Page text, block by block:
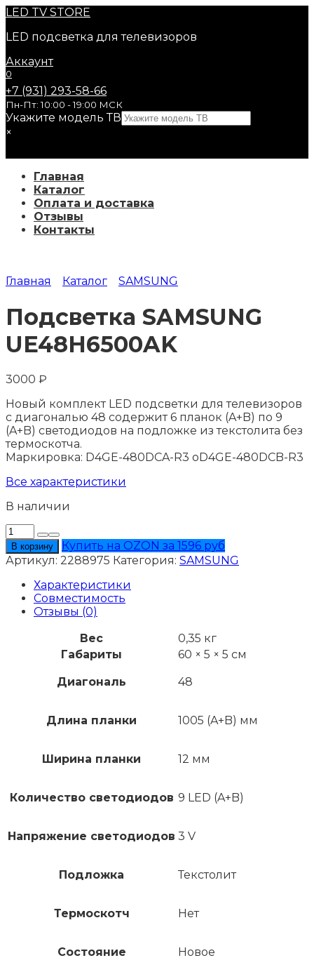
Перейти
содержанию
LED TV STORE
LED подсветка для телевизоров
Аккаунт
0
+7 (931) 293-58-66
Пн-Пт: 10:00 - 19:00 МСК
Укажите модель ТВ
×
Главная
Каталог
Оплата и доставка
Отзывы
Контакты
Главная Каталог SAMSUNG
Подсветка SAMSUNG
UE48H6500AK
3000 ₽
Новый комплект LED подсветки для телевизоров
с диагональю 48 содержит 6 планок (A+B) по 9
(A+B) светодиодов на подложке из текстолита без
термоскотча.
Маркировка: D4GE-480DCA-R3 oD4GE-480DCB-R3
Все характеристики
В наличии
Количество
товара
Подсветка
SAMSUNG
UE48H6500AK
В корзину
Купить на OZON за 1596 руб
Артикул: 2288975 Категория: SAMSUNG
Характеристики
Совместимость
Отзывы (0)
Вес
0,35 кг
Габариты
60 × 5 × 5 см
Диагональ 48
Длина планки 1005 (A+B) мм
Ширина планки 12 мм
Количество светодиодов 9 LED (A+B)
Напряжение светодиодов 3 V
Подложка Текстолит
Термоскотч Нет
Состояние Новое